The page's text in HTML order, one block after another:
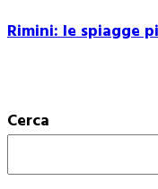
Rimini: le spiagge
Cerca